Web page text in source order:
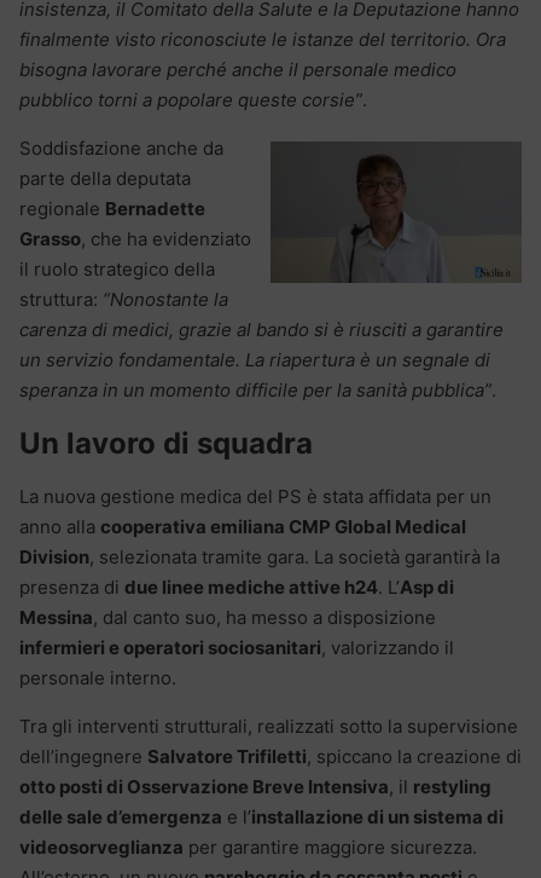
insistenza, il Comitato della Salute e la Deputazione hanno
finalmente visto riconosciute le istanze del territorio. Ora
bisogna lavorare perché anche il personale medico
pubblico torni a popolare queste corsie”.
Soddisfazione anche da
parte della deputata
regionale Bernadette
Grasso, che ha evidenziato
il ruolo strategico della
struttura: “Nonostante la
carenza di medici, grazie al bando si è riusciti a garantire
un servizio fondamentale. La riapertura è un segnale di
speranza in un momento difficile per la sanità pubblica”.
Un lavoro di squadra
La nuova gestione medica del PS è stata affidata per un
anno alla cooperativa emiliana CMP Global Medical
Division, selezionata tramite gara. La società garantirà la
presenza di due linee mediche attive h24. L’Asp di
Messina, dal canto suo, ha messo a disposizione
infermieri e operatori sociosanitari, valorizzando il
personale interno.
Tra gli interventi strutturali, realizzati sotto la supervisione
dell’ingegnere Salvatore Trifiletti, spiccano la creazione di
otto posti di Osservazione Breve Intensiva, il restyling
delle sale d’emergenza e l’installazione di un sistema di
videosorveglianza per garantire maggiore sicurezza.